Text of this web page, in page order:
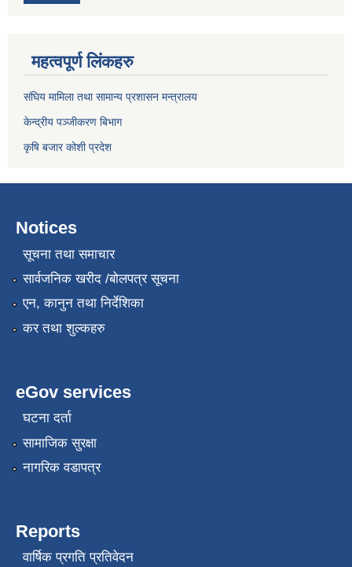
महत्वपूर्ण लिंकहरु
संघिय मामिला तथा सामान्य प्रशासन मन्त्रालय
केन्द्रीय पञ्जीकरण बिभाग
कृषि बजार कोशी प्रदेश
Notices
सूचना तथा समाचार
सार्वजनिक खरीद /बोलपत्र सूचना
एन, कानुन तथा निर्देशिका
कर तथा शुल्कहरु
eGov services
घटना दर्ता
सामाजिक सुरक्षा
नागरिक वडापत्र
Reports
वार्षिक प्रगति प्रतिवेदन